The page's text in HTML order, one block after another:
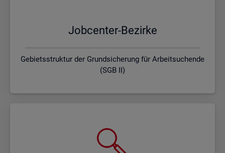
Job­cen­ter-Be­zir­ke
Gebietsstruktur der Grundsicherung für Arbeitsuchende
(SGB II)